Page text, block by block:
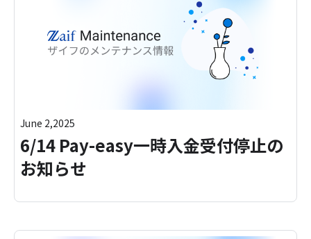
June 2,2025
6/14 Pay-easy一時入金受付停止の
お知らせ